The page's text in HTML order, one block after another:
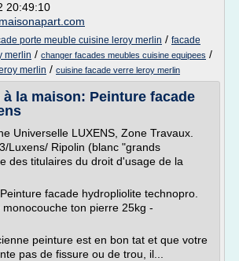
20:49:10
porte meuble cuisine leroy merlin / facade
merlin / changer facades meubles cuisine equipees /
merlin / cuisine facade verre leroy merlin
la maison: Peinture facade
Universelle LUXENS, Zone Travaux.
Luxens/ Ripolin (blanc "grands
des titulaires du droit d'usage de la
facade hydropliolite technopro.
ton pierre 25kg -
peinture est en bon tat et que votre
pas de fissure ou de trou, il...